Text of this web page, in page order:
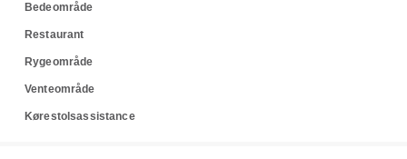
Bedeområde
Restaurant
Rygeområde
Venteområde
Kørestolsassistance